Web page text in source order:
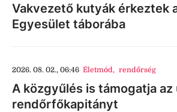
Vakvezető kutyák érkeztek
Egyesület táborába
2026. 08. 02., 06:46 Életmód, rendőrség
A közgyűlés is támogatja az
rendőrfőkapitányt